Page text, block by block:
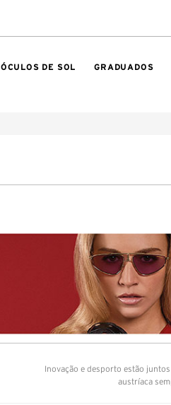
ÓCULOS DE SOL GRADUADOS
Inovação e desporto estão
austríaca